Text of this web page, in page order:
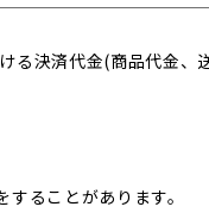
る決済代金(商品代金、
ることがあります。